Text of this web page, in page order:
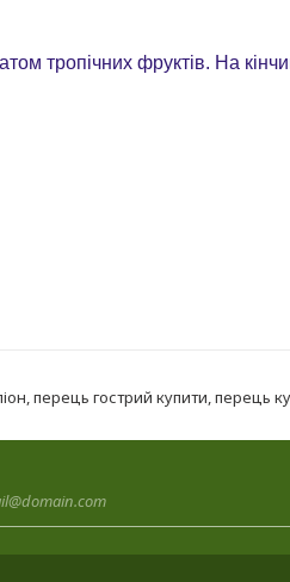
тропічних фруктів. На
,перець гострий купити,перець